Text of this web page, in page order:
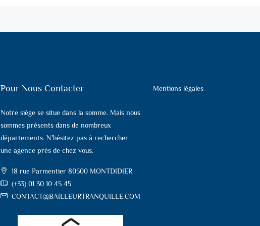
Pour Nous Contacter
Notre siège se situe dans la somme. Mais nous
sommes présents dans de nombreux
départements. N'hésitez pas à rechercher
une agence près de chez vous.
18 rue Parmentier 80500 MONTDIDIER
(+33) 01 30 10 45 45
CONTACT@BAILLEURTRANQUILLE.COM
Mentions légales